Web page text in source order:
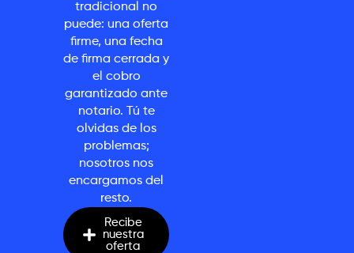
tradicional no
puede: una oferta
firme, una fecha
de firma cerrada y
el cobro
garantizado ante
notario. Tú te
olvidas de los
problemas;
nosotros nos
encargamos del
resto.
Recibe
nuestra
oferta